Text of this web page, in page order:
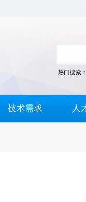
热门搜索：
技术需求 人